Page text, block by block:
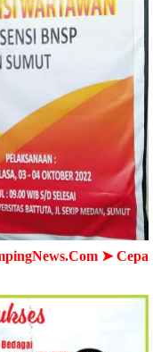
➤ Cepat - Akurat -